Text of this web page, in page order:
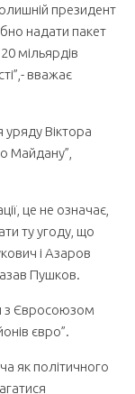
президент
надати пакет
мільярдів
вважає
Віктора
Майдану”,
це не означає,
ту угоду, що
і Азаров
Пушков.
з Євросоюзом
євро”.
як політичного